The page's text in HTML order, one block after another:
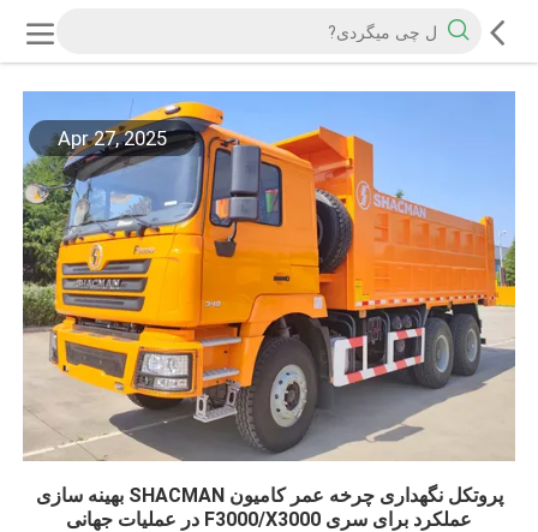
Apr 27, 2025
پروتکل نگهداری چرخه عمر کامیون SHACMAN بهینه سازی
عملکرد برای سری F3000/X3000 در عملیات جهانی